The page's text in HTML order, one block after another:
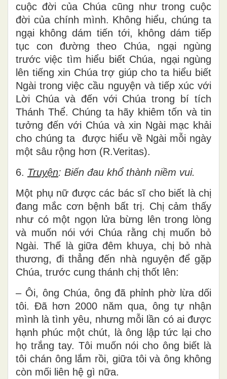
cuộc đời của Chúa cũng như trong cuộc
đời của chính mình. Không hiểu, chúng ta
ngại không dám tiến tới, không dám tiếp
tục con đường theo Chúa, ngại ngùng
trước việc tìm hiểu biết Chúa, ngại ngùng
lên tiếng xin Chúa trợ giúp cho ta hiểu biết
Ngài trong việc cầu nguyện và tiếp xúc với
Lời Chúa và đến với Chúa trong bí tích
Thánh Thể. Chúng ta hãy khiêm tốn và tin
tưởng đến với Chúa và xin Ngài mạc khải
cho chúng ta được hiểu về Ngài mỗi ngày
một sâu rộng hơn (R.Veritas).
6. Truyện: Biến đau khổ thành niềm vui.
Một phụ nữ được các bác sĩ cho biết là chị
đang mắc cơn bệnh bất trị. Chị cảm thấy
như có một ngọn lửa bừng lên trong lòng
và muốn nói với Chúa rằng chị muốn bỏ
Ngài. Thế là giữa đêm khuya, chị bỏ nhà
thương, đi thẳng đến nhà nguyện để gặp
Chúa, trước cung thánh chị thốt lên:
– Ôi, ông Chúa, ông đã phỉnh phờ lừa dối
tôi. Đã hơn 2000 năm qua, ông tự nhận
mình là tình yêu, nhưng mỗi lần có ai được
hạnh phúc một chút, là ông lập tức lại cho
họ trắng tay. Tôi muốn nói cho ông biết là
tôi chán ông lắm rồi, giữa tôi và ông không
còn mối liên hệ gì nữa.